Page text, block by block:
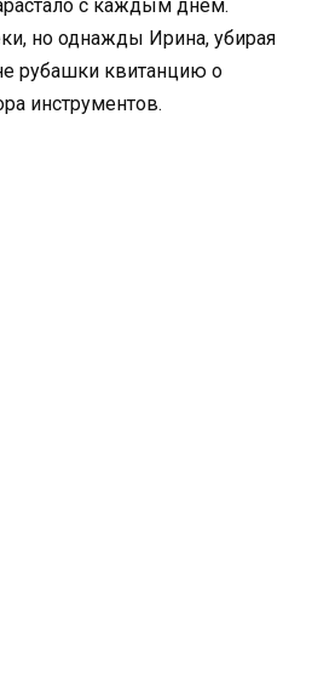
с каждым днём.
но однажды Ирина, убирая
рубашки квитанцию о
инструментов.